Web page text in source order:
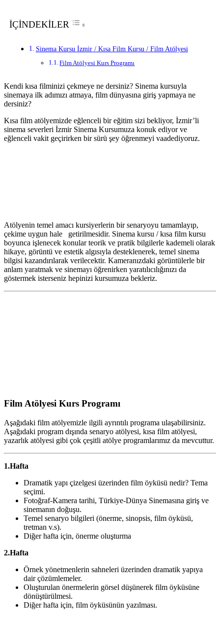
İÇİNDEKİLER
Sinema Kursu İzmir / Kısa Film Kursu / Film Atölyesi
Film Atölyesi Kurs Programı
Kendi kısa filminizi çekmeye ne dersiniz? Sinema kursuyla
sinemaya ilk adımızı atmaya, film dünyasına giriş yapmaya ne
dersiniz?
Kısa film atölyemizde eğlenceli bir eğitim sizi bekliyor, İzmir’li
sinema severleri İzmir Sinema Kursumuza konuk ediyor ve
eğlenceli vakit geçirirken bir sürü şey öğrenmeyi vaadediyoruz.
Atölyenin temel amacı kursiyerlerin bir senaryoyu tamamlayıp,
çekime uygun hale getirilmesidir. Sinema kursu / kısa film kursu
boyunca işlenecek konular teorik ve pratik bilgilerle kademeli olarak
hikaye, görüntü ve estetik algısıyla desteklenerek, temel sinema
bilgisi kazandırılarak verilecektir. Kameranızdaki görüntülerle bir
anlam yaratmak ve sinemayı öğrenirken yaratılıcılığınızı da
göstermek isterseniz hepinizi kursumuza bekleriz.
Film Atölyesi Kurs Programı
Aşağıdaki film atölyemizle ilgili ayrıntılı programa ulaşabilirsiniz.
Aşağıdaki program dışında senaryo atölyesi, kısa film atölyesi,
yazarlık atölyesi gibi çok çeşitli atölye programlarımız da mevcuttur.
1.Hafta
Dramatik yapı çizelgesi üzerinden film öyküsü nedir? Tema
seçimi.
Fotoğraf-Kamera tarihi, Türkiye-Dünya Sinemasına giriş ve
sinemanın doğuşu.
Temel senaryo bilgileri (önerme, sinopsis, film öyküsü,
tretman v.s).
Diğer hafta için, önerme oluşturma
2.Hafta
Örnek yönetmenlerin sahneleri üzerinden dramatik yapıya
dair çözümlemeler.
Oluşturulan önermelerin görsel düşünerek film öyküsüne
dönüştürülmesi.
Diğer hafta için, film öyküsünün yazılması.